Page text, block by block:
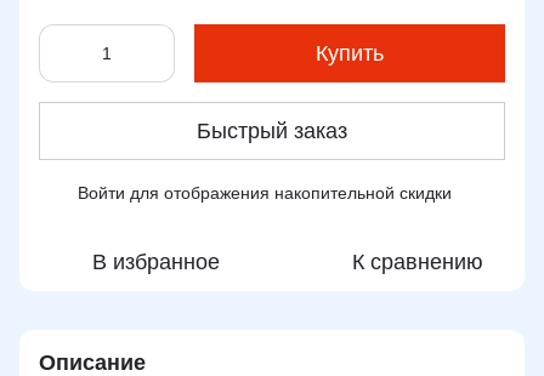
Купить
Быстрый заказ
Войти для отображения накопительной скидки
В избранное К сравнению
Описание